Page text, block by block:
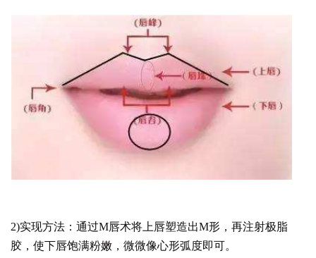
2)实现方法：通过M唇术将上唇塑造出M形，再注射极脂
胶，使下唇饱满粉嫩，微微像心形弧度即可。